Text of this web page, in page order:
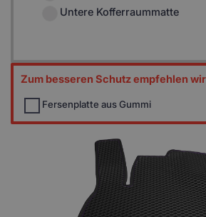
Untere Kofferraummatte
Zum besseren Schutz empfehlen wir
Fersenplatte aus Gummi